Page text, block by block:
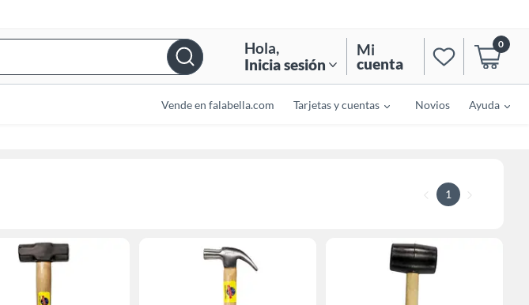
Bar
Hola,
Inicia sesión
Mi
cuenta
0
Vende en falabella.com Tarjetas y cuentas Novios Ayuda
1